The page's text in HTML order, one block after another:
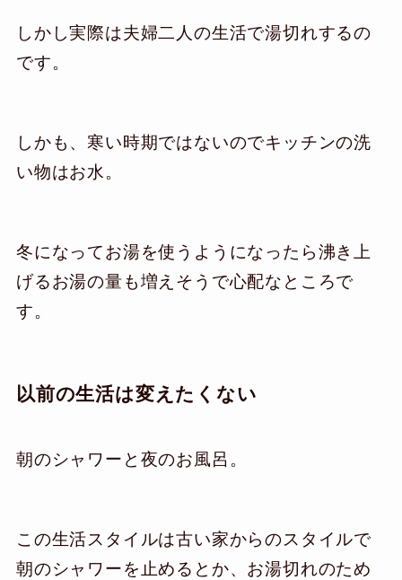
しかし実際は夫婦二人の生活で湯切れするの
です。
しかも、寒い時期ではないのでキッチンの洗
い物はお水。
冬になってお湯を使うようになったら沸き上
げるお湯の量も増えそうで心配なところで
す。
以前の生活は変えたくない
朝のシャワーと夜のお風呂。
この生活スタイルは古い家からのスタイルで
朝のシャワーを止めるとか、お湯切れのため